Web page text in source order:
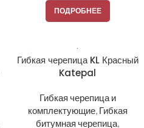
ПОДРОБНЕЕ
Гибкая черепица KL Красный
Katepal
Гибкая черепица и
комплектующие, Гибкая
битумная черепица,